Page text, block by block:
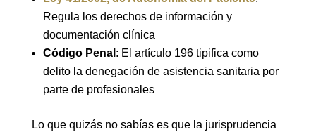
Regula los derechos de información y
documentación clínica
Código Penal : El artículo 196 tipifica como
delito la denegación de asistencia sanitaria por
parte de profesionales
Lo que quizás no sabías es que la jurisprudencia